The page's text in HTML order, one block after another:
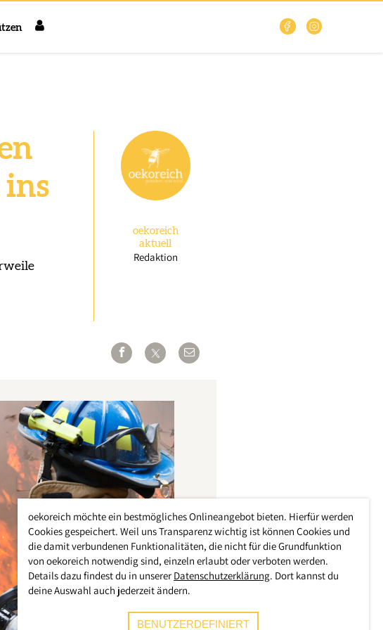
ins
oekoreich
aktuell
Redaktion
oekoreich möchte ein bestmögliches Onlineangebot bieten. Hierfür werden
Cookies gespeichert. Weil uns Transparenz wichtig ist können Cookies und
die damit verbundenen Funktionalitäten, die nicht für die Grundfunktion
von oekoreich notwendig sind, einzeln erlaubt oder verboten werden.
Details dazu findest du in unserer Datenschutzerklärung. Dort kannst du
deine Auswahl auch jederzeit ändern.
BENUTZERDEFINIERT